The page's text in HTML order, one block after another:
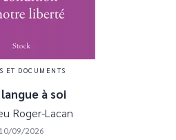
ET DOCUMENTS
à soi
Roger-Lacan
10/09/2026